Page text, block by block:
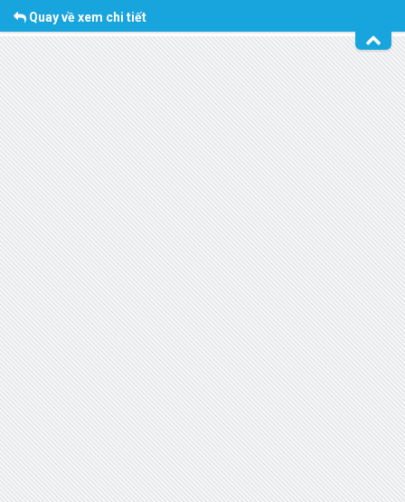
Quay về xem chi tiết